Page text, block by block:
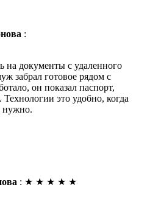
:
на документы с удаленного
забрал готовое рядом с
он показал паспорт,
Технологии это удобно, когда
нужно.
: ★ ★ ★ ★ ★